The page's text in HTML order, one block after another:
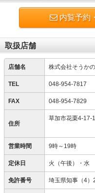
内覧予約
取扱店舗
店舗名 株式会社そうか
TEL 048-954-7817
FAX 048-954-7829
住所
草加市花栗4-17-
営業時間 9時～19時
定休日 火（午後）・水
免許番号 埼玉県知事（4）